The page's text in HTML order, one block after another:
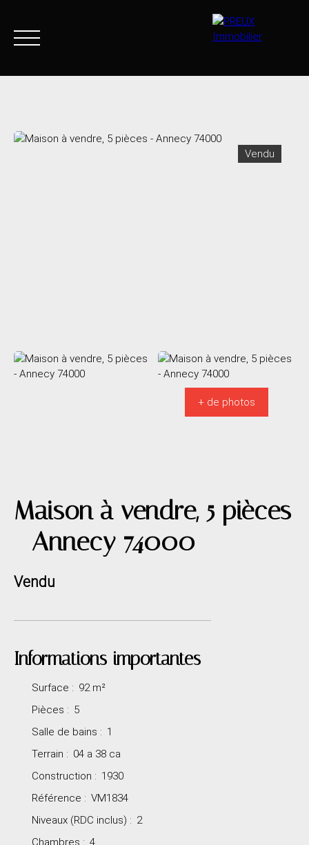
Vendu
+ de photos
Maison à vendre, 5 pièces
- Annecy 74000
Vendu
Informations importantes
Surface : 92 m²
Pièces : 5
Salle de bains : 1
Terrain : 04 a 38 ca
Construction : 1930
Référence : VM1834
Niveaux (RDC inclus) : 2
Chambres : 4